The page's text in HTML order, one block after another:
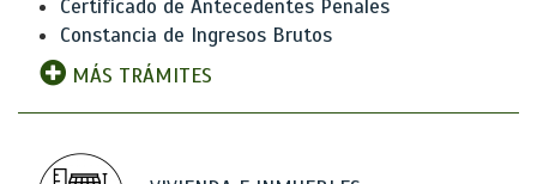
Certificado de Antecedentes Penales
Constancia de Ingresos Brutos
MÁS TRÁMITES